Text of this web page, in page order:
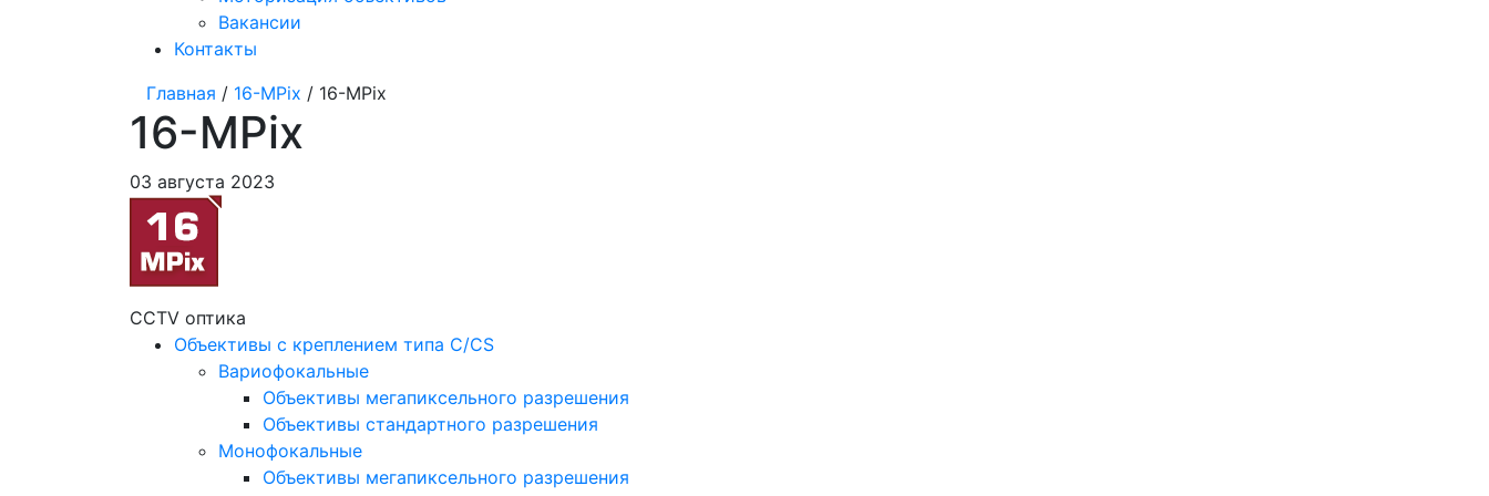
Вакансии
Контакты
Главная / 16-MPix / 16-MPix
16-MPix
03 августа 2023
CCTV оптика
Объективы с креплением типа C/CS
Вариофокальные
Объективы мегапиксельного разрешения
Объективы стандартного разрешения
Монофокальные
Объективы мегапиксельного разрешения